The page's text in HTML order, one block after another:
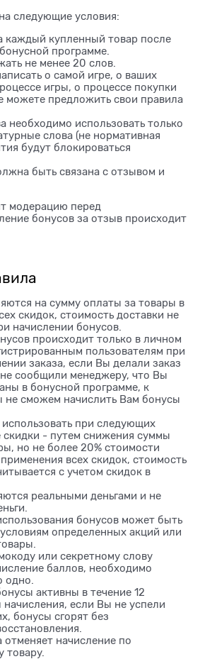
следующие условия:
каждый купленный товар после
программе.
не менее 20 слов.
о самой игре, о ваших
игры, о процессе покупки
можете предложить свои правила
необходимо использовать только
слова (не нормативная
будут блокироваться
быть связана с отзывом и
модерацию перед
бонусов за отзыв происходит
на сумму оплаты за товары в
скидок, стоимость доставки не
начислении бонусов.
происходит только в личном
пользователям при
заказа, если Вы делали заказ
сообщили менеджеру, что Вы
в бонусной программе, к
сможем начислить Вам бонусы
при следующих
скидки - путем снижения суммы
но не более 20% стоимости
всех скидок, стоимость
с учетом скидок в
реальными деньгами и не
бонусов может быть
определенных акций или
или секретному слову
баллов, необходимо
одно.
активны в течение 12
начисления, если Вы не успели
бонусы сгорят без
отменяет начисление по
товару.